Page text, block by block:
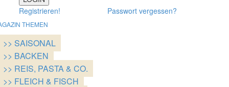
Registrieren!
Passwort vergessen?
THEMEN
>> SAISONAL
>> BACKEN
>> REIS, PASTA & CO.
>> FLEICH & FISCH